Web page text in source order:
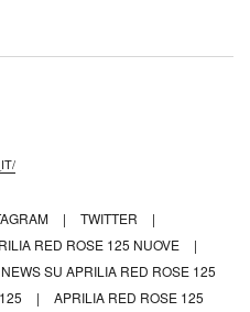
| TWITTER
|
RED ROSE 125 NUOVE
|
NEWS SU APRILIA RED ROSE 125
|
APRILIA RED ROSE 125